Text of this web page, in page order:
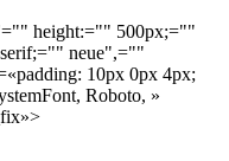
height:="" 500px;=""
neue",=""
10px 0px 4px;
Roboto, »